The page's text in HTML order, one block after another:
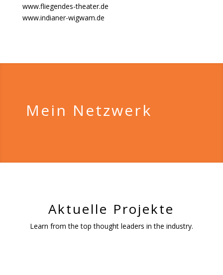
www.fliegendes-theater.de
www.indianer-wigwam.de
Mein Netzwerk
Aktuelle Projekte
Learn from the top thought leaders in the industry.